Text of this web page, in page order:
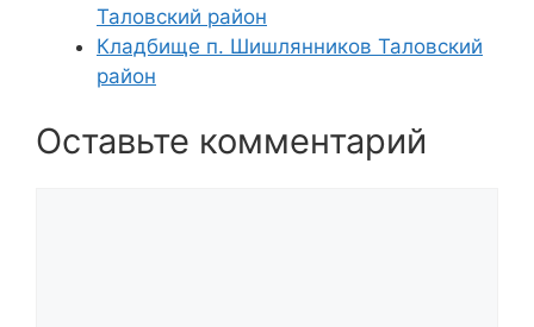
Таловский район
Кладбище п. Шишлянников Таловский
район
Оставьте комментарий